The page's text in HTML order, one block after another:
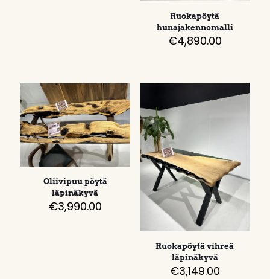
Ruokapöytä
hunajakennomalli
€4,890.00
Oliivipuu pöytä
läpinäkyvä
€3,990.00
Ruokapöytä vihreä
läpinäkyvä
€3,149.00